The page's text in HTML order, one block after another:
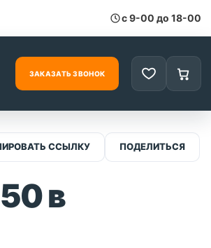
с 9-00 до 18-00
ЗАКАЗАТЬ ЗВОНОК Избранное
ССЫЛКУ
ПОДЕЛИТЬСЯ
в